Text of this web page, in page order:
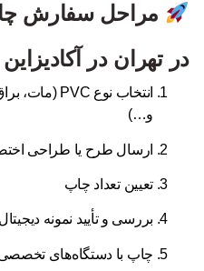
مراحل سفارش
در تهران در آکادیزاین
و…)
ارسال طرح یا طراحی
تعیین تعداد چاپ
بررسی و تأیید نمونه دیجیتال
چاپ با دستگاه‌های